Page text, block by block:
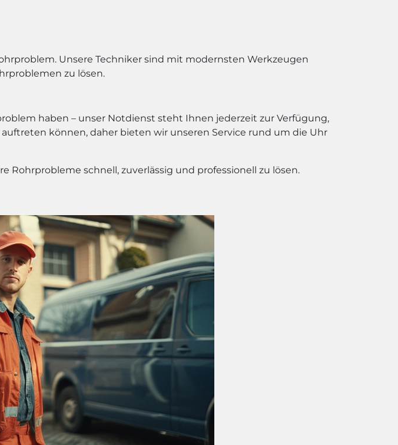
Unsere Techniker sind mit modernsten Werkzeugen
zu lösen.
haben – unser Notdienst steht Ihnen jederzeit zur Verfügung,
können, daher bieten wir unseren Service rund um die Uhr
Rohrprobleme schnell, zuverlässig und professionell zu lösen.